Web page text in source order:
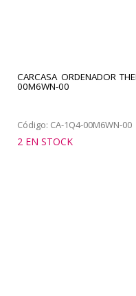
CARCASA ORDENADOR
00M6WN-00
Código: CA-1Q4-00M6WN-00
2 EN STOCK